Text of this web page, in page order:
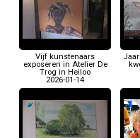
Vijf kunstenaars
exposeren in Atelier De
Trog in Heiloo
2026-01-14